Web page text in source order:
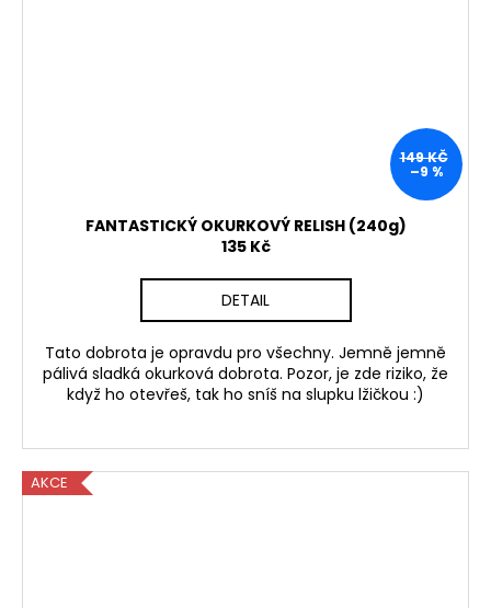
149 KČ
–9 %
FANTASTICKÝ OKURKOVÝ RELISH (240g)
135 Kč
DETAIL
Tato dobrota je opravdu pro všechny. Jemně jemně
pálivá sladká okurková dobrota. Pozor, je zde riziko, že
když ho otevřeš, tak ho sníš na slupku lžičkou :)
AKCE